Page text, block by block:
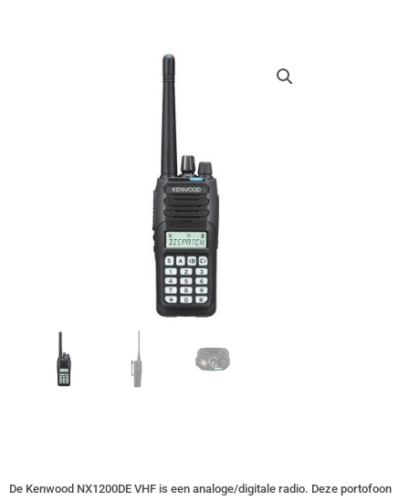
€ 339,95.
De Kenwood NX1200DE VHF is een analoge/digitale radio. Deze portofoon